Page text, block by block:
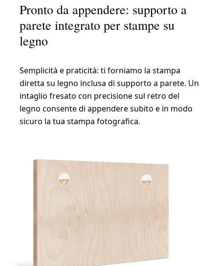
Pronto da appendere: supporto a
parete integrato per stampe su
legno
Semplicità e praticità: ti forniamo la stampa
diretta su legno inclusa di supporto a parete. Un
intaglio fresato con precisione sul retro del
legno consente di appendere subito e in modo
sicuro la tua stampa fotografica.